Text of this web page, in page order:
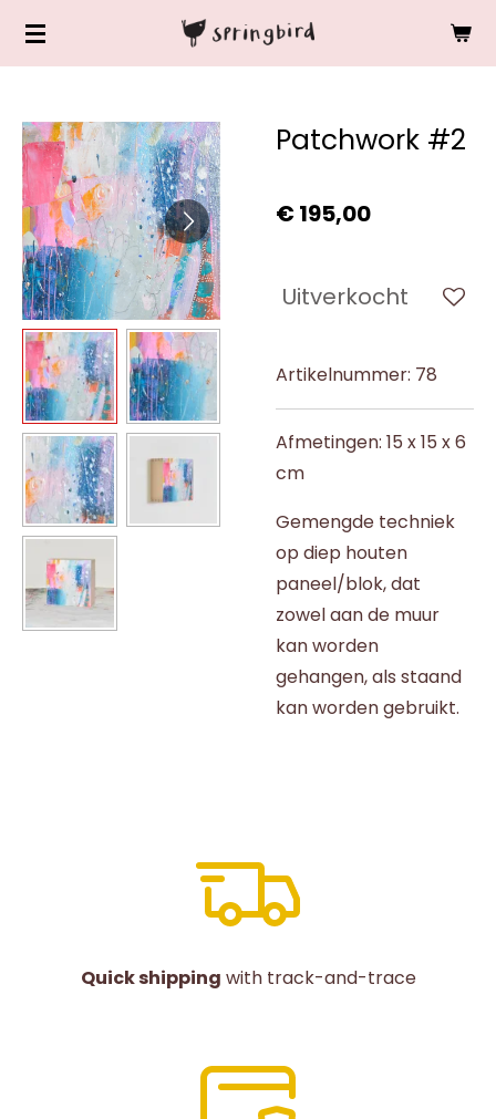
Ga
de
hoofdinhoud
Patchwork #2
€ 195,00
Uitverkocht
Artikelnummer: 78
Afmetingen: 15 x 15 x 6
cm
Gemengde techniek
op diep houten
paneel/blok, dat
zowel aan de muur
kan worden
gehangen, als staand
kan worden gebruikt.
Quick shipping with track-and-trace